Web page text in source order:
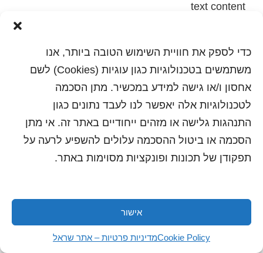
כדי לספק את חוויית השימוש הטובה ביותר, אנו
משתמשים בטכנולוגיות כגון עוגיות (Cookies) לשם
אחסון ו/או גישה למידע במכשיר. מתן הסכמה
לטכנולוגיות אלה יאפשר לנו לעבד נתונים כגון
התנהגות גלישה או מזהים ייחודיים באתר זה. אי מתן
הסכמה או ביטול ההסכמה עלולים להשפיע לרעה על
תפקודן של תכונות ופונקציות מסוימות באתר.
אישור
Cookie Policyמדיניות פרטיות – אתר שראל
text content
כל הזכויות שמורות לשראל 2018 | עיצוב ותכנות: סטודיו
"היוצרים"